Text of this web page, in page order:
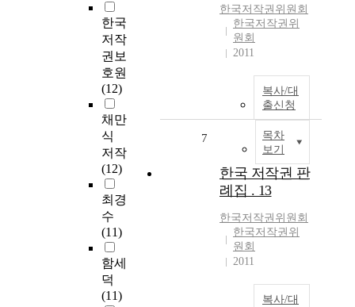
한국
저작
권보
호원
(12)
채만
식
저작
(12)
최경
수
(11)
함세
덕
(11)
한국저작권위원회
한국저작권위
원회
2011
복사/대
출신청
목차
보기
7
한국 저작권 판
례집 . 13
한국저작권위원회
한국저작권위
원회
2011
복사/대